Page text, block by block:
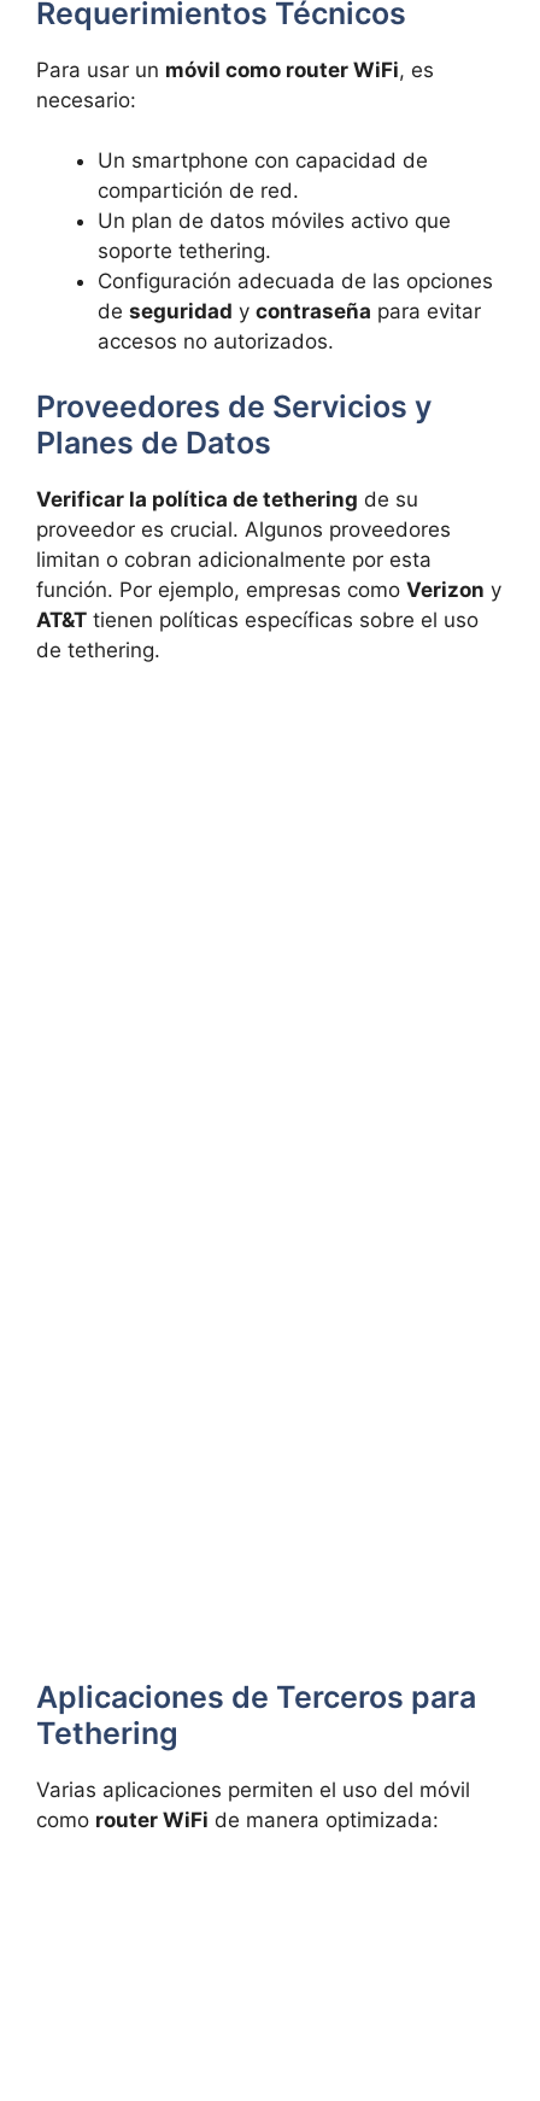
Requerimientos Técnicos
Para usar un móvil como router WiFi, es
necesario:
Un smartphone con capacidad de
compartición de red.
Un plan de datos móviles activo que
soporte tethering.
Configuración adecuada de las opciones
de seguridad y contraseña para evitar
accesos no autorizados.
Proveedores de Servicios y
Planes de Datos
Verificar la política de tethering de su
proveedor es crucial. Algunos proveedores
limitan o cobran adicionalmente por esta
función. Por ejemplo, empresas como Verizon y
AT&T tienen políticas específicas sobre el uso
de tethering.
Aplicaciones de Terceros para
Tethering
Varias aplicaciones permiten el uso del móvil
como router WiFi de manera optimizada: